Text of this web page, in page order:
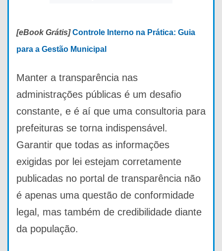
[eBook Grátis]Controle Interno na Prática: Guia
para a Gestão Municipal
Manter a transparência nas
administrações públicas é um desafio
constante, e é aí que uma consultoria para
prefeituras se torna indispensável.
Garantir que todas as informações
exigidas por lei estejam corretamente
publicadas no portal de transparência não
é apenas uma questão de conformidade
legal, mas também de credibilidade diante
da população.